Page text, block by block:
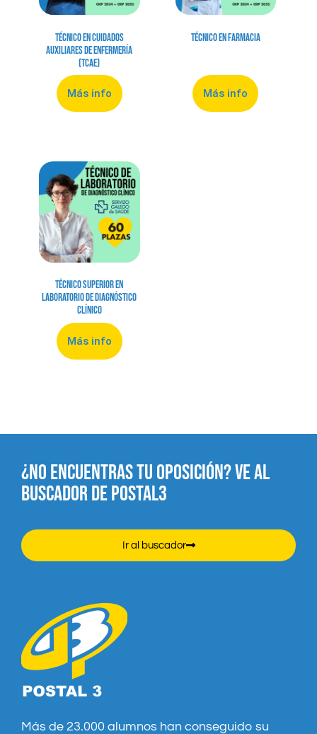
Técnico en Cuidados
Auxiliares de Enfermería
(TCAE)
Más info
Técnico en Farmacia
Más info
Técnico Superior en
Laboratorio de Diagnóstico
Clínico
Más info
¿NO ENCUENTRAS TU OPOSICIÓN? VE AL
BUSCADOR DE POSTAL3
Ir al buscador
Más de 23.000 alumnos han conseguido su